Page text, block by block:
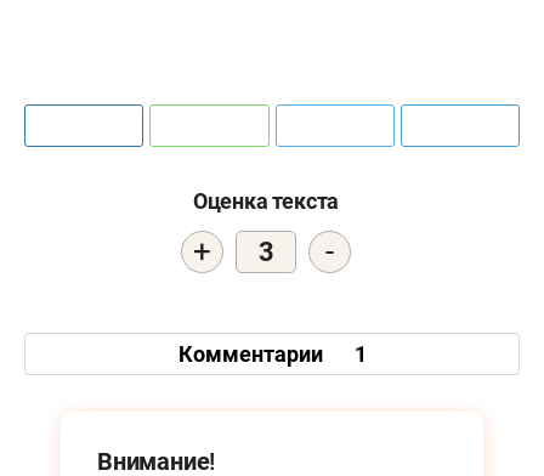
Оценка текста
+ 3 -
Комментарии 1
Внимание!